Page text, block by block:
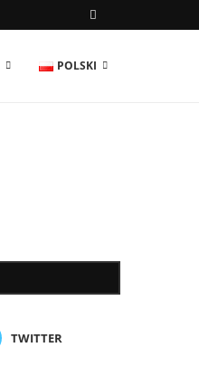
POLSKI
TWITTER